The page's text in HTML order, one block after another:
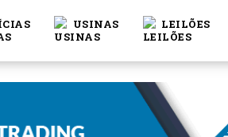
USINAS LEILÕES